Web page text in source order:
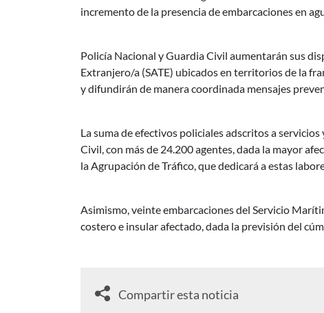
incremento de la presencia de embarcaciones en
Policía Nacional y Guardia Civil aumentarán sus
Extranjero/a (SATE) ubicados en territorios de la
y difundirán de manera coordinada mensajes
La suma de efectivos policiales adscritos a
Civil, con más de 24.200 agentes, dada la mayor
la Agrupación de Tráfico, que dedicará a estas
Asimismo, veinte embarcaciones del Servicio
costero e insular afectado, dada la previsión del
Compartir esta noticia